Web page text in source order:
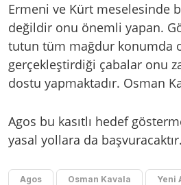
Ermeni ve Kürt meselesinde
değildir onu önemli yapan.
tutun tüm mağdur konumda
gerçekleştirdiği çabalar onu
dostu yapmaktadır. Osman
Agos bu kasıtlı hedef
yasal yollara da başvuracaktır.
Agos Osman Kavala Yeni